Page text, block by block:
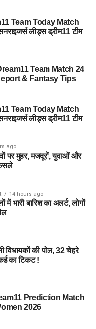
Team Today Match
लीड्स ड्रीम11 टीम
Team Match 24
& Fantasy Tips
Team Today Match
लीड्स ड्रीम11 टीम
ago
पर मुहर, मजदूरों, युवाओं और
14 hours ago
भारी बारिश का अलर्ट, लोगों
की पोल, 32 चेहरे
का टिकट !
Prediction Match
2026